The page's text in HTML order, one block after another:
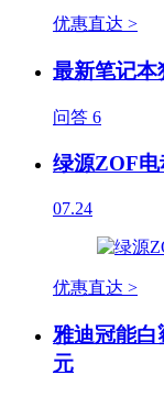
优惠直达 >
最新笔记本
问答 6
绿源ZOF电
07.24
优惠直达 >
雅迪冠能白
元